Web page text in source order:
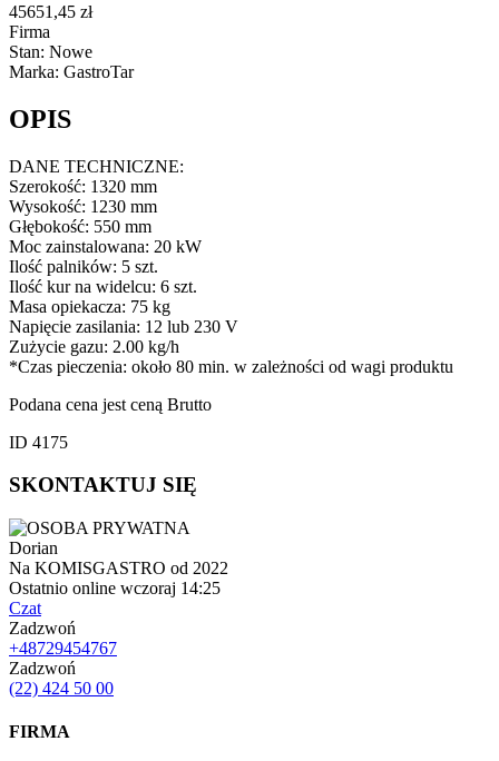
45651,45 zł
Firma
Stan: Nowe
Marka: GastroTar
OPIS
DANE TECHNICZNE:
Szerokość: 1320 mm
Wysokość: 1230 mm
Głębokość: 550 mm
Moc zainstalowana: 20 kW
Ilość palników: 5 szt.
Ilość kur na widelcu: 6 szt.
Masa opiekacza: 75 kg
Napięcie zasilania: 12 lub 230 V
Zużycie gazu: 2.00 kg/h
*Czas pieczenia: około 80 min. w zależności od wagi produktu
Podana cena jest ceną Brutto
ID 4175
SKONTAKTUJ SIĘ
Dorian
Na KOMISGASTRO od 2022
Ostatnio online wczoraj 14:25
Czat
Zadzwoń
+48729454767
Zadzwoń
(22) 424 50 00
FIRMA